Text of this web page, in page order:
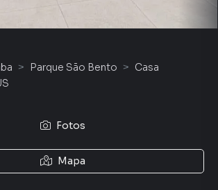
Parque São Bento
Casa
Fotos
Mapa